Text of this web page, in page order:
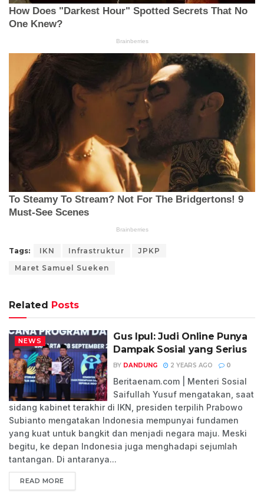
Tags: IKN Infrastruktur
JPKP
Maret Samuel Sueken
Related Posts
NEWS
Gus Ipul: Judi Online Punya
Dampak Sosial yang Serius
BY DANDUNG 2 YEARS AGO 0
Beritaenam.com | Menteri Sosial
Saifullah Yusuf mengatakan, saat
sidang kabinet terakhir di IKN, presiden terpilih Prabowo
Subianto mengatakan Indonesia mempunyai fundamen
yang kuat untuk bangkit dan menjadi negara maju. Meski
begitu, ke depan Indonesia juga menghadapi sejumlah
tantangan. Di antaranya...
READ MORE